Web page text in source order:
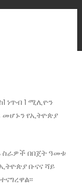
ነጥብ 1 ሚሊዮን
መሆኑን የኢትዮጵያ
ስራዎች በበጀት ዓመቱ
ቡናና ሻይ